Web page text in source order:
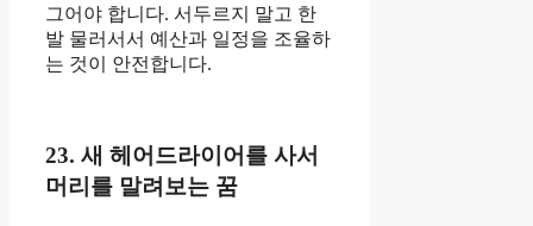
그어야 합니다. 서두르지 말고 한
발 물러서서 예산과 일정을 조율하
는 것이 안전합니다.
23. 새 헤어드라이어를 사서
머리를 말려보는 꿈